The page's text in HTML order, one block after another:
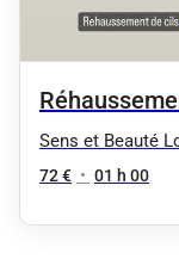
des cils +
offerte
Sens et Beauté
72 € • 01 h 00